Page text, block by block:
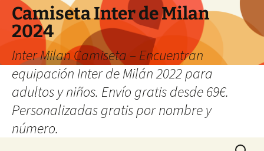
Camiseta Inter de Milan
2024
Inter Milan Camiseta – Encuentran
equipación Inter de Milán 2022 para
adultos y niños. Envío gratis desde 69€.
Personalizadas gratis por nombre y
número.
Buscar: